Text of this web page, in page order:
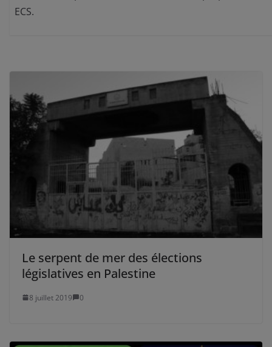
ECS.
Le serpent de mer des élections
législatives en Palestine
8 juillet 2019 0